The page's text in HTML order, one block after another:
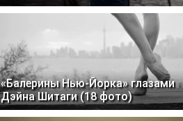
«Балерины Нью-Йорка» глазами
Дэйна Шитаги (18 фото)